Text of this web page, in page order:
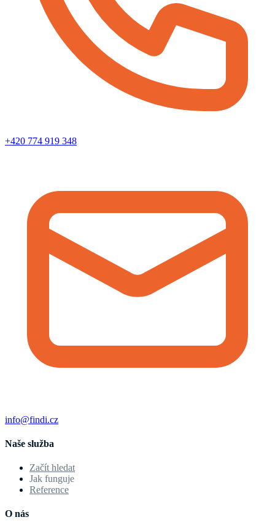
+420 774 919 348
info@findi.cz
Naše služba
Začít hledat
Jak funguje
Reference
O nás